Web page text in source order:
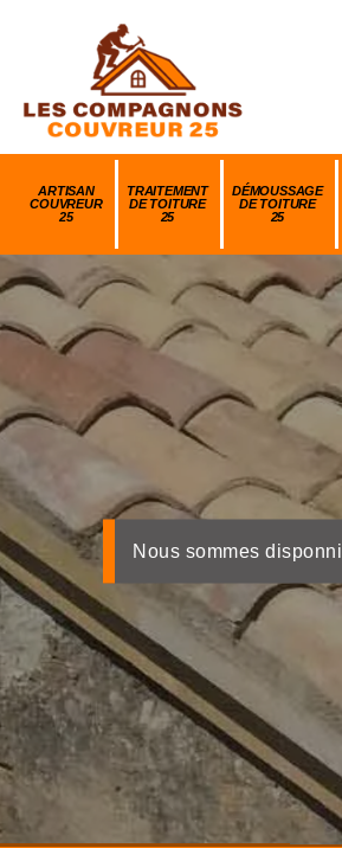
ARTISAN
COUVREUR
25
TRAITEMENT
DE TOITURE
25
DÉMOUSSAGE
DE TOITURE
25
Nous sommes